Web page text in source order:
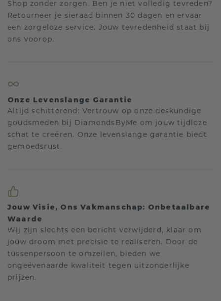
Shop zonder zorgen. Ben je niet volledig tevreden?
Retourneer je sieraad binnen 30 dagen en ervaar
een zorgeloze service. Jouw tevredenheid staat bij
ons voorop.
Onze Levenslange Garantie
Altijd schitterend: Vertrouw op onze deskundige
goudsmeden bij DiamondsByMe om jouw tijdloze
schat te creëren. Onze levenslange garantie biedt
gemoedsrust.
Jouw Visie, Ons Vakmanschap: Onbetaalbare
Waarde
Wij zijn slechts een bericht verwijderd, klaar om
jouw droom met precisie te realiseren. Door de
tussenpersoon te omzeilen, bieden we
ongeëvenaarde kwaliteit tegen uitzonderlijke
prijzen.